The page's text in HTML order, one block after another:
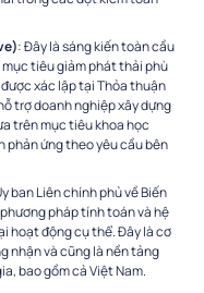
: Đây là sáng kiến toàn cầu
tiêu giảm phát thải phù
xác lập tại Thỏa thuận
trợ doanh nghiệp xây dựng
trên mục tiêu khoa học
ứng theo yêu cầu bên
ban Liên chính phủ về Biến
pháp tính toán và hệ
hoạt động cụ thể. Đây là cơ
nhận và cũng là nền tảng
bao gồm cả Việt Nam.